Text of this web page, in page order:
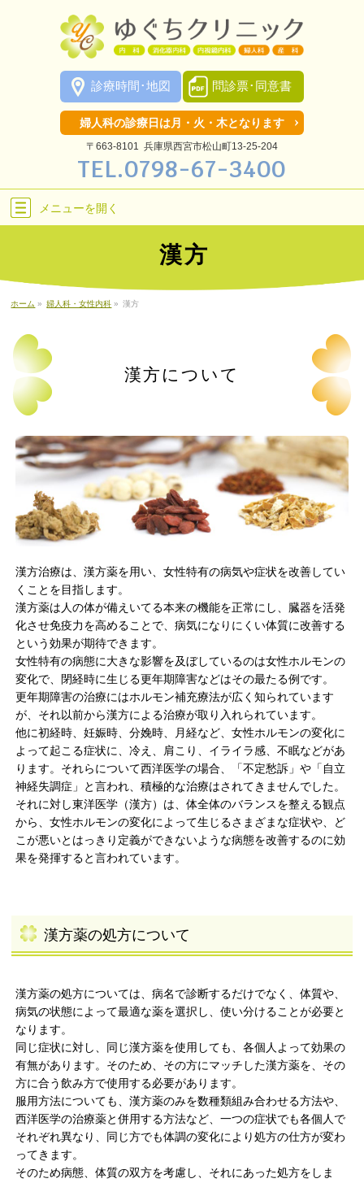
診療時間･地図 問診票･同意書
婦人科の診療日は月・火・木となります
〒663-8101 兵庫県西宮市松山町13-25-204
TEL.0798-67-3400
メニューを開く
漢方
ホーム » 婦人科・女性内科 » 漢方
漢方について
漢方治療は、漢方薬を用い、女性特有の病気や症状を改善してい
くことを目指します。
漢方薬は人の体が備えいてる本来の機能を正常にし、臓器を活発
化させ免疫力を高めることで、病気になりにくい体質に改善する
という効果が期待できます。
女性特有の病態に大きな影響を及ぼしているのは女性ホルモンの
変化で、閉経時に生じる更年期障害などはその最たる例です。
更年期障害の治療にはホルモン補充療法が広く知られています
が、それ以前から漢方による治療が取り入れられています。
他に初経時、妊娠時、分娩時、月経など、女性ホルモンの変化に
よって起こる症状に、冷え、肩こり、イライラ感、不眠などがあ
ります。それらについて西洋医学の場合、「不定愁訴」や「自立
神経失調症」と言われ、積極的な治療はされてきませんでした。
それに対し東洋医学（漢方）は、体全体のバランスを整える観点
から、女性ホルモンの変化によって生じるさまざまな症状や、ど
こが悪いとはっきり定義ができないような病態を改善するのに効
果を発揮すると言われています。
漢方薬の処方について
漢方薬の処方については、病名で診断するだけでなく、体質や、
病気の状態によって最適な薬を選択し、使い分けることが必要と
なります。
同じ症状に対し、同じ漢方薬を使用しても、各個人よって効果の
有無があります。そのため、その方にマッチした漢方薬を、その
方に合う飲み方で使用する必要があります。
服用方法についても、漢方薬のみを数種類組み合わせる方法や、
西洋医学の治療薬と併用する方法など、一つの症状でも各個人で
それぞれ異なり、同じ方でも体調の変化により処方の仕方が変わ
ってきます。
そのため病態、体質の双方を考慮し、それにあった処方をしま